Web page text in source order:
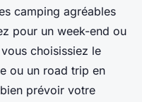
camping agréables
pour un week-end ou
choisissiez le
ou un road trip en
prévoir votre